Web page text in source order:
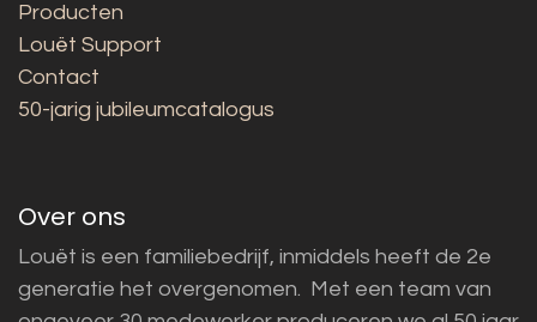
Producten
Louët Support
Contact
50-jarig jubileumcatalogus
Over ons
Louët is een familiebedrijf, inmiddels heeft de 2e
generatie het overgenomen. Met een team van